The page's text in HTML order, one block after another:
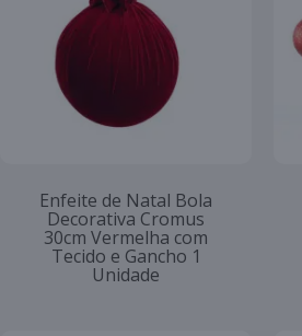
Enfeite de Natal Bola
Decorativa Cromus
30cm Vermelha com
Tecido e Gancho 1
Unidade